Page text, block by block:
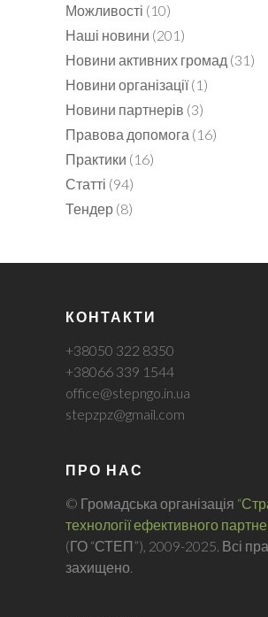
Можливості (10)
Наші новини (201)
Новини активних громад (31)
Новини організації(1)
Новини партнерів (3)
Правова допомога (16)
Практики (16)
Статті (94)
Тендер (8)
КОНТАКТИ
+38050 322 8350
+38066 339 1544
office@stepngo.in.ua
stepzpz@gmail.com
ПРО НАС
© Громадська організація
технології ефективного
(ГО “СТЕП”), 2009-2025. Всі
захищено.